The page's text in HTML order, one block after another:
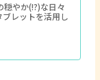
穏やか(!?)な日々
レットを活用し